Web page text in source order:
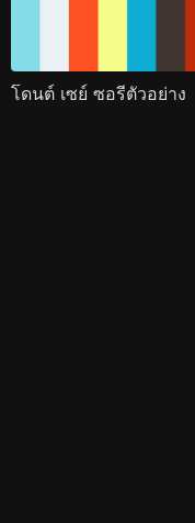
โดนต์ เซย์ ซอรีตัวอย่าง